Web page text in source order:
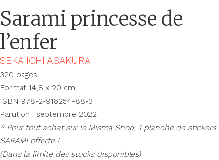
Sarami princesse de
l’enfer
SEKAIICHI ASAKURA
320 pages
Format 14,8 x 20 cm
ISBN 978-2-916254-88-3
Parution : septembre 2022
* Pour tout achat sur le Misma Shop, 1 planche de stickers
SARAMI offerte !
(Dans la limite des stocks disponibles)